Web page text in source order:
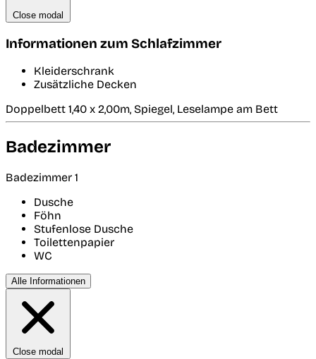
Close modal
Informationen zum Schlafzimmer
Kleiderschrank
Zusätzliche Decken
Doppelbett 1,40 x 2,00m, Spiegel, Leselampe am Bett
Badezimmer
Badezimmer 1
Dusche
Föhn
Stufenlose Dusche
Toilettenpapier
WC
Alle Informationen
Close modal